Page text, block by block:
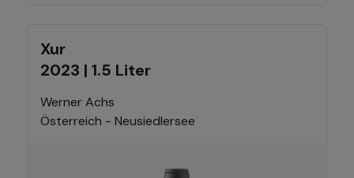
Xur
2023 | 1.5 Liter
Werner Achs
Österreich - Neusiedlersee